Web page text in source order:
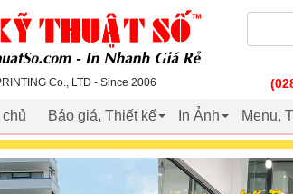
Co., LTD - Since 2006
Báo giá, Thiết kế In Ảnh Menu,